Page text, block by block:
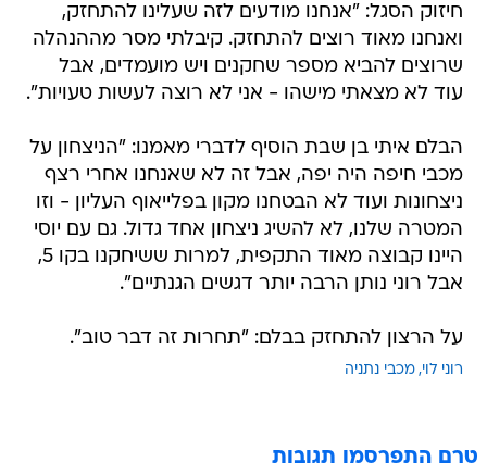
חיזוק הסגל: "אנחנו מודעים לזה שעלינו להתחזק,
ואנחנו מאוד רוצים להתחזק. קיבלתי מסר מההנהלה
שרוצים להביא מספר שחקנים ויש מועמדים, אבל
עוד לא מצאתי מישהו - אני לא רוצה לעשות טעויות".
הבלם איתי בן שבת הוסיף לדברי מאמנו: "הניצחון על
מכבי חיפה היה יפה, אבל זה לא שאנחנו אחרי רצף
ניצחונות ועוד לא הבטחנו מקון בפלייאוף העליון - וזו
המטרה שלנו, לא להשיג ניצחון אחד גדול. גם עם יוסי
היינו קבוצה מאוד התקפית, למרות ששיחקנו בקו 5,
אבל רוני נותן הרבה יותר דגשים הגנתיים".
על הרצון להתחזק בבלם: "תחרות זה דבר טוב".
רוני לוי מכבי נתניה
טרם התפרסמו תגובות